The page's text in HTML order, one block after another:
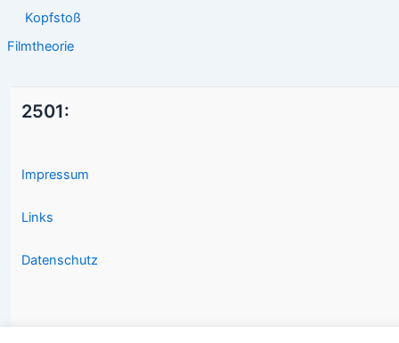
Kopfstoß
Filmtheorie
2501:
Impressum
Links
Datenschutz